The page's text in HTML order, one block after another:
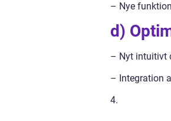
– Nye
d)
– Nyt intuitivt
– Integration
4.